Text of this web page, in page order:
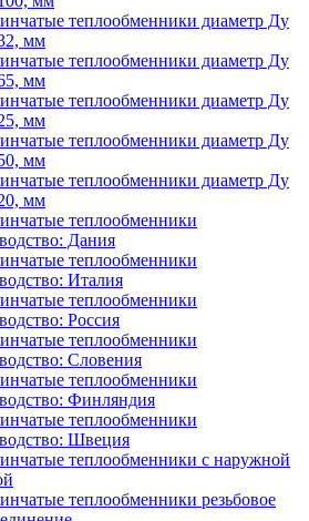
теплообменники диаметр Ду
мм
теплообменники диаметр Ду
мм
теплообменники диаметр Ду
мм
теплообменники диаметр Ду
мм
теплообменники диаметр Ду
мм
теплообменники
Дания
теплообменники
Италия
теплообменники
Россия
теплообменники
Словения
теплообменники
Финляндия
теплообменники
Швеция
теплообменники с наружной
теплообменники резьбовое